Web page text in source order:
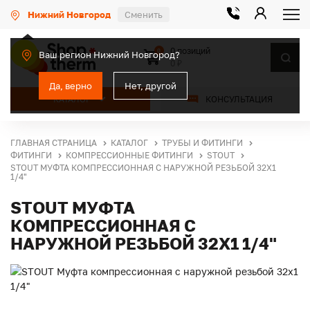
Нижний Новгород Сменить
Ваш регион Нижний Новгород?
Да, верно Нет, другой
КАТАЛОГ КОНСУЛЬТАЦИЯ
0
0 позиций
ГЛАВНАЯ СТРАНИЦА КАТАЛОГ
ТРУБЫ И ФИТИНГИ
ФИТИНГИ
КОМПРЕССИОННЫЕ ФИТИНГИ
STOUT
STOUT МУФТА КОМПРЕССИОННАЯ С НАРУЖНОЙ РЕЗЬБОЙ 32Х1
1/4"
STOUT МУФТА
КОМПРЕССИОННАЯ С
НАРУЖНОЙ РЕЗЬБОЙ 32Х1 1/4"